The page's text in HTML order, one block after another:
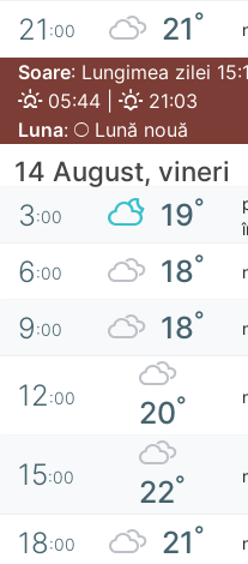
21 :00 21°
Soare: Lungimea zilei
05:44 |
21:03
Luna: Lună nouă
14 August, vineri
3:00 19°
6:00 18°
9:00 18°
12:00 20°
15:00 22°
18:00 21°